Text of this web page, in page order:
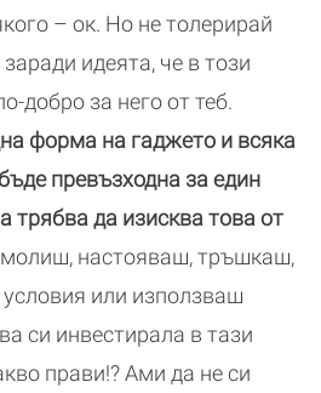
– ок. Но не толерирай
идеята, че в този
добро за него от теб.
форма на гаджето и всяка
превъзходна за един
трябва да изисква това от
молиш, настояваш, тръшкаш,
или използваш
си инвестирала в тази
прави!? Ами да не си